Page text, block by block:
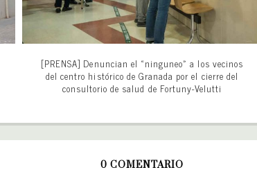
[PRENSA] Denuncian el «ninguneo» a los vecinos
del centro histórico de Granada por el cierre del
consultorio de salud de Fortuny-Velutti
0 COMENTARIO